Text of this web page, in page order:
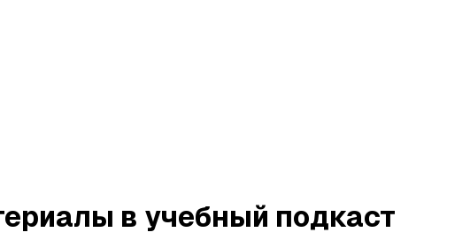
в учебный подкаст